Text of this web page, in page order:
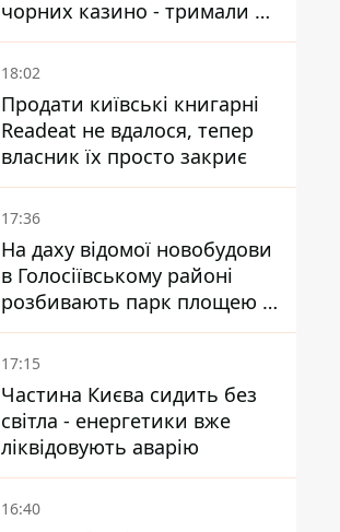
чорних казино - тримали 39
закладів
18:02
Продати київські книгарні
Readeat не вдалося, тепер
власник їх просто закриє
17:36
На даху відомої новобудови
в Голосіївському районі
розбивають парк площею в
гектар
17:15
Частина Києва сидить без
світла - енергетики вже
ліквідовують аварію
16:40